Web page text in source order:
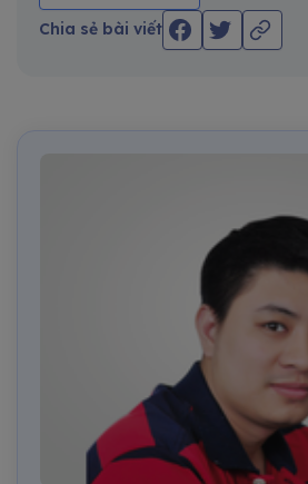
Chia sẻ bài viết